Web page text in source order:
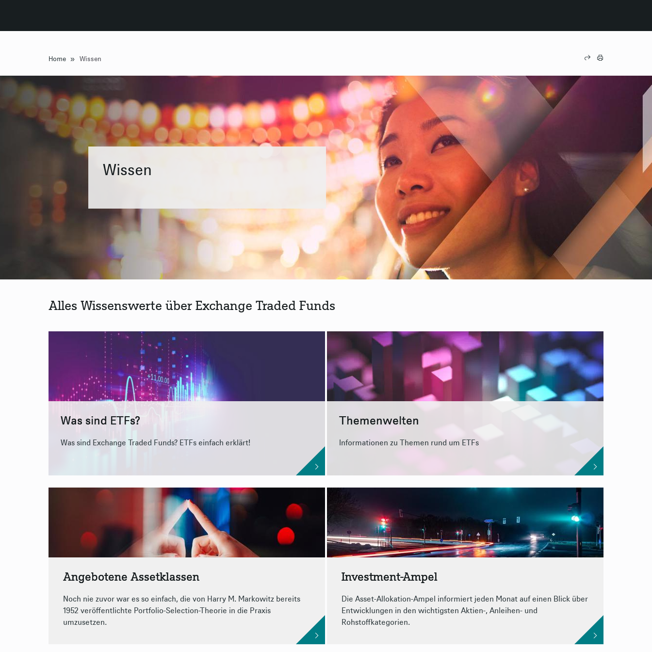
Home » Wissen
Wissen
Alles Wissenswerte über Exchange Traded Funds
Was sind ETFs?
Was sind Exchange Traded Funds? ETFs einfach erklärt!
Themenwelten
Informationen zu Themen rund um ETFs
Angebotene Assetklassen
Noch nie zuvor war es so einfach, die von Harry M. Markowitz bereits
1952 veröffentlichte Portfolio-Selection-Theorie in die Praxis
umzusetzen.
Investment-Ampel
Die Asset-Allokation-Ampel informiert jeden Monat auf einen Blick über
Entwicklungen in den wichtigsten Aktien-, Anleihen- und
Rohstoffkategorien.